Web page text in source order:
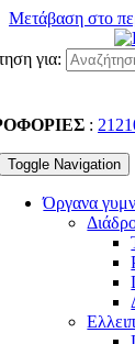
Μετάβαση στο
για:
:
Toggle Navigation
Όργανα